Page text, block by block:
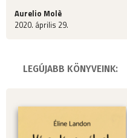
Aurelio Molè
2020. április 29.
LEGÚJABB KÖNYVEINK: